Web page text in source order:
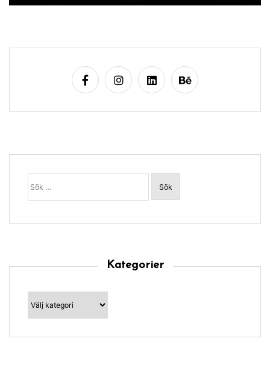
Sök
efter:
Kategorier
Kategorier